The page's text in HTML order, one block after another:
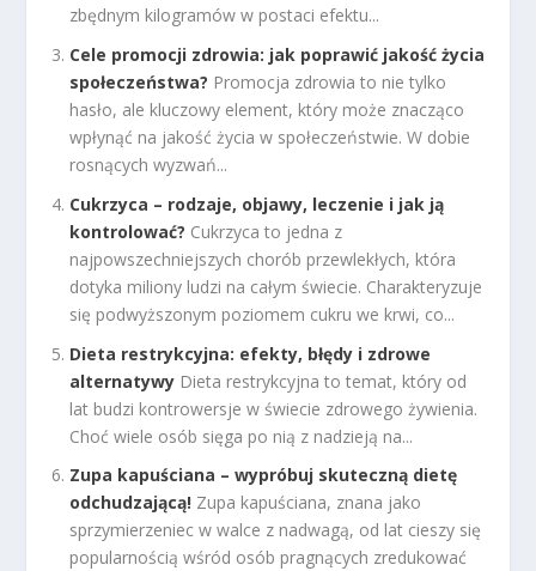
zbędnym kilogramów w postaci efektu...
Cele promocji zdrowia: jak poprawić jakość życia
społeczeństwa? Promocja zdrowia to nie tylko
hasło, ale kluczowy element, który może znacząco
wpłynąć na jakość życia w społeczeństwie. W dobie
rosnących wyzwań...
Cukrzyca – rodzaje, objawy, leczenie i jak ją
kontrolować? Cukrzyca to jedna z
najpowszechniejszych chorób przewlekłych, która
dotyka miliony ludzi na całym świecie. Charakteryzuje
się podwyższonym poziomem cukru we krwi, co...
Dieta restrykcyjna: efekty, błędy i zdrowe
alternatywy Dieta restrykcyjna to temat, który od
lat budzi kontrowersje w świecie zdrowego żywienia.
Choć wiele osób sięga po nią z nadzieją na...
Zupa kapuściana – wypróbuj skuteczną dietę
odchudzającą! Zupa kapuściana, znana jako
sprzymierzeniec w walce z nadwagą, od lat cieszy się
popularnością wśród osób pragnących zredukować